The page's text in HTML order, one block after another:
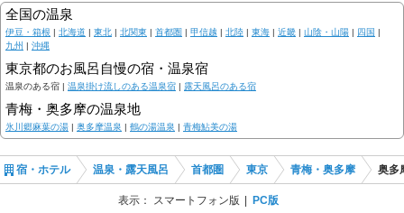
全国の温泉
伊豆・箱根 | 北海道 | 東北 | 北関東 | 首都圏 | 甲信越 | 北陸 | 東海 | 近畿 | 山陰・山陽 | 四国 |
九州 | 沖縄
東京都のお風呂自慢の宿・温泉宿
温泉のある宿 | 温泉掛け流しのある温泉宿 | 露天風呂のある宿
青梅・奥多摩の温泉地
氷川郷麻葉の湯 | 奥多摩温泉 | 鶴の湯温泉 | 青梅鮎美の湯
宿・ホテル 温泉・露天風呂 首都圏 東京 青梅・奥多摩 奥多
表示： スマートフォン版 PC版